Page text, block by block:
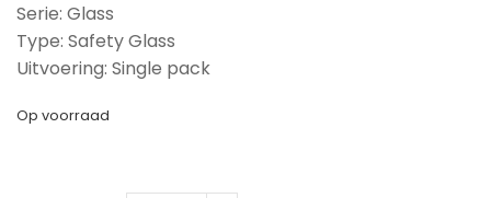
Serie: Glass
Type: Safety Glass
Uitvoering: Single pack
Op voorraad